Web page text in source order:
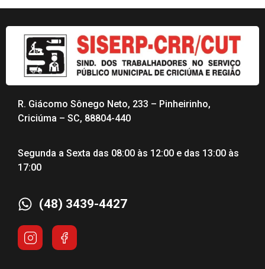
R. Giácomo Sônego Neto, 233 – Pinheirinho,
Criciúma – SC, 88804-440
Segunda a Sexta das 08:00 às 12:00 e das 13:00 às
17:00
(48) 3439-4427